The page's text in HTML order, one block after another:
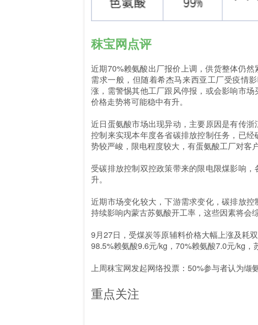
秣宝网点评
近期70%赖氨酸出厂报价上调，供货整体仍
需求一般，但随着希杰马来西亚工厂受疫情
涨，需警惕其他工厂跟风停报，或会影响市
价格走势将可能稳中有升。
近日蛋氨酸市场出现异动，主要原因是有传
控制来实现本年度各省碳排放控制任务，已
势较严峻，限电程度较大，有蛋氨酸工厂对客
受碳排放控制双控政策带来的限电限煤影响
升。
近期市场变化较大，下游需求变化，碳排放
持续影响内蒙古苏氨酸开工率，这些因素将会
9月27日，受煤炭等原辅料价格大幅上涨及耗
98.5%赖氨酸9.6元/kg，70%赖氨酸7.0元/kg，
上周秣宝网发起网络投票：50%参与者认为缬
重点关注